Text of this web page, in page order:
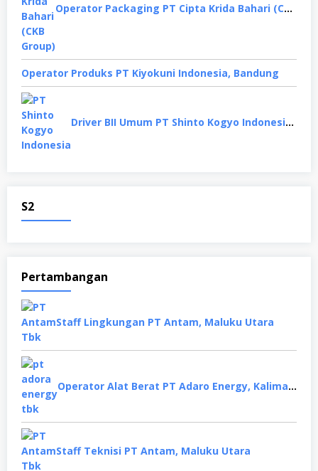
Operator Packaging PT Cipta Krida Bahari (CKB Group), Semarang
Oреrаtоr Produks PT Kiyokuni Indonesia, Bandung
Driver BII Umum PT Shinto Kogyo Indonesia, Karawang
S2
Pertambangan
Staff Lingkungan PT Antam, Maluku Utara
Operator Alat Berat PT Adaro Energy, Kalimantan Selatan
Staff Teknisi PT Antam, Maluku Utara